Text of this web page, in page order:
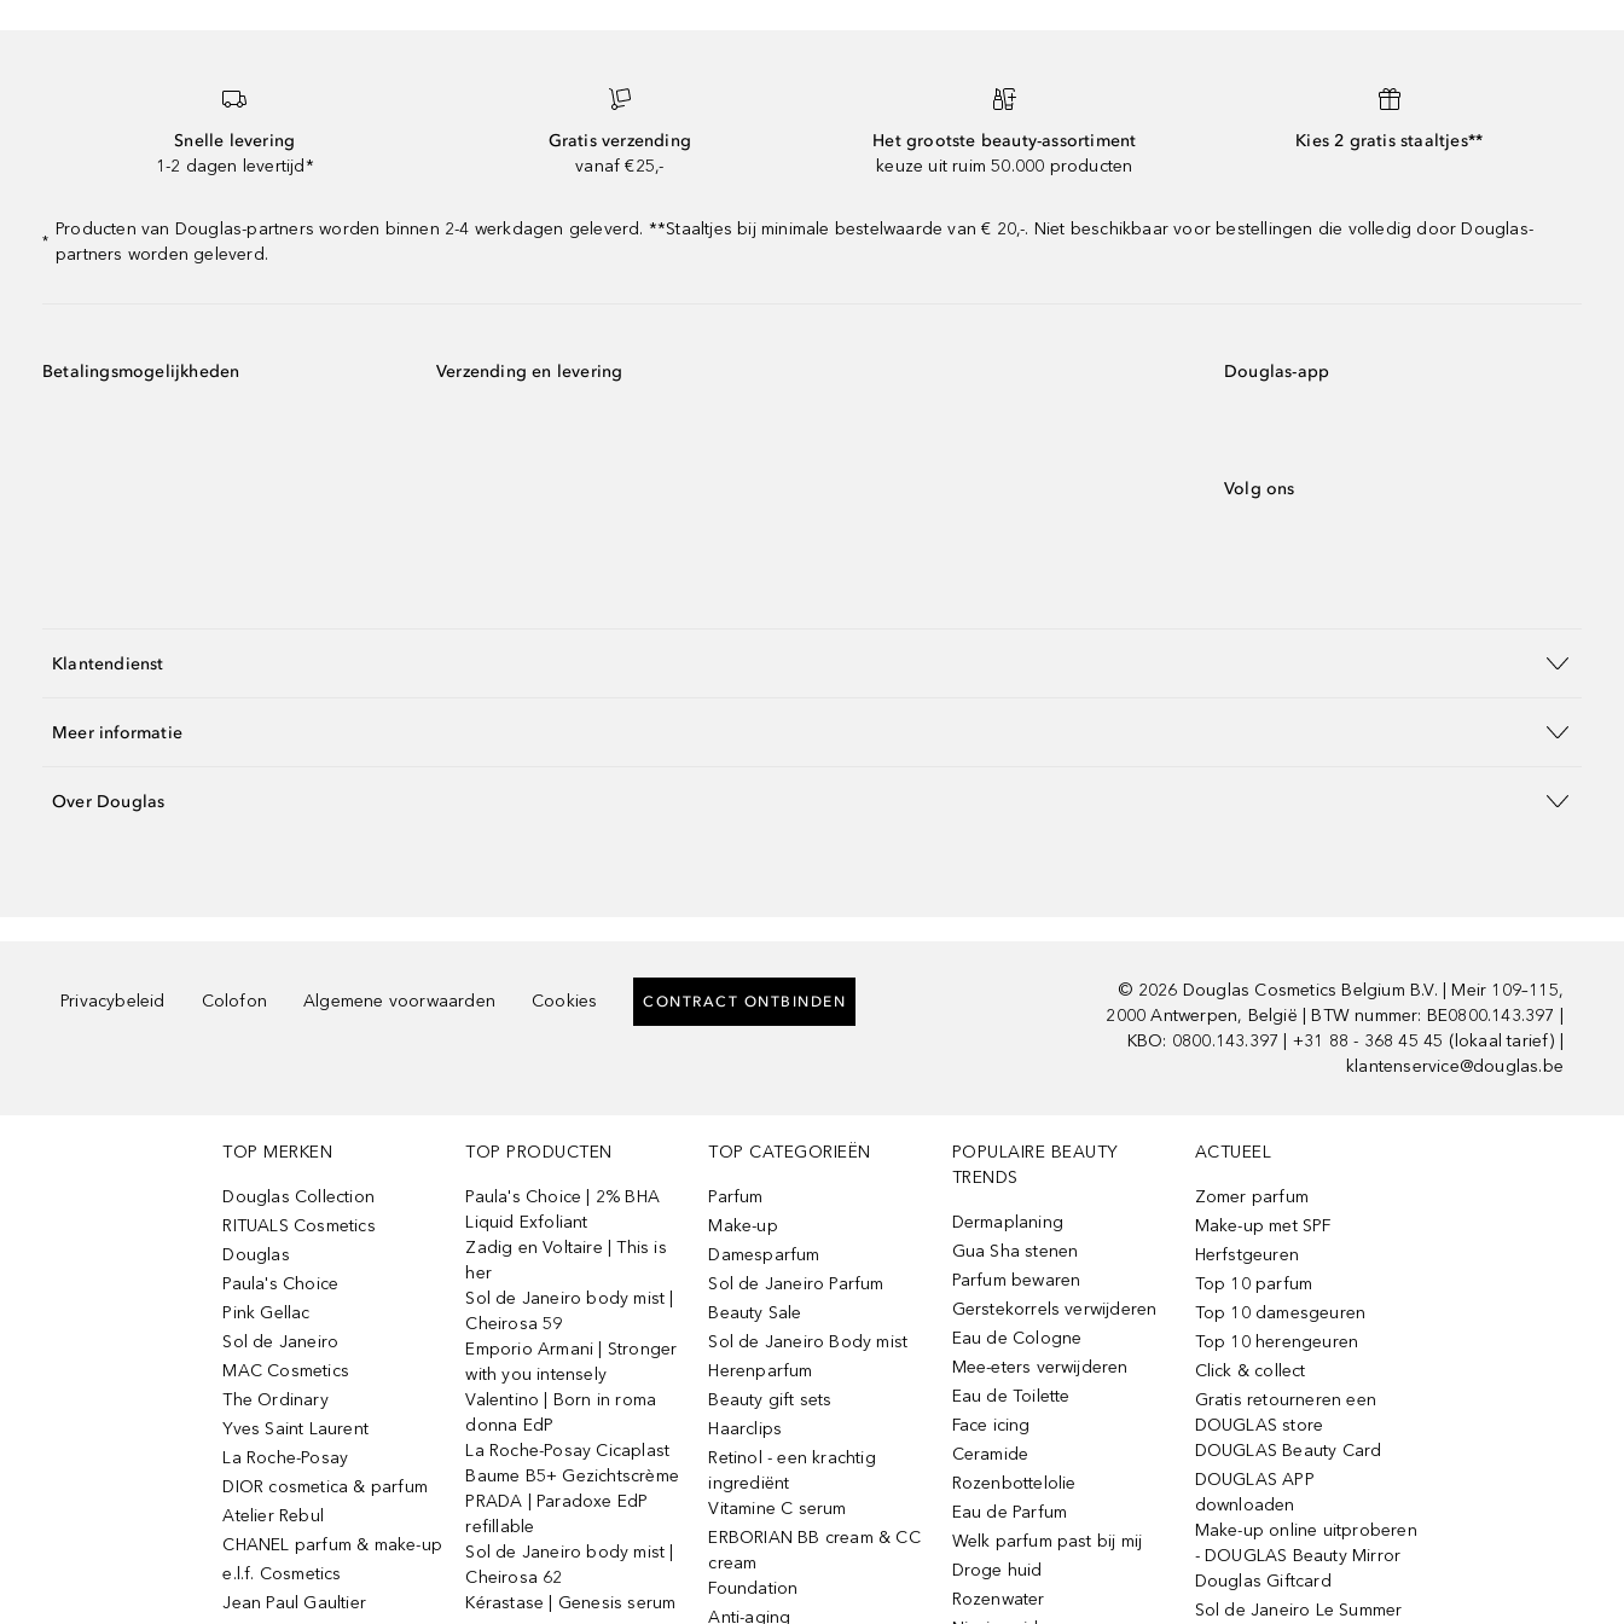
Snelle levering
1-2 dagen levertijd*
Gratis verzending
vanaf €25,-
Het grootste beauty-assortiment
keuze uit ruim 50.000 producten
Kies 2 gratis staaltjes**
*
Producten van Douglas-partners worden binnen 2-4 werkdagen geleverd. **Staaltjes bij minimale bestelwaarde van € 20,-. Niet beschikbaar voor bestellingen die volledig door Douglas-
partners worden geleverd.
Betalingsmogelijkheden Verzending en levering Douglas-app
Volg ons
Klantendienst
Meer informatie
Over Douglas
Privacybeleid Colofon Algemene voorwaarden Cookies CONTRACT ONTBINDEN
© 2026 Douglas Cosmetics Belgium B.V. | Meir 109–115,
2000 Antwerpen, België | BTW nummer: BE0800.143.397 |
KBO: 0800.143.397 | +31 88 - 368 45 45 (lokaal tarief) |
klantenservice@douglas.be
TOP MERKEN
Douglas Collection
RITUALS Cosmetics
Douglas
Paula's Choice
Pink Gellac
Sol de Janeiro
MAC Cosmetics
The Ordinary
Yves Saint Laurent
La Roche-Posay
DIOR cosmetica & parfum
Atelier Rebul
CHANEL parfum & make-up
e.l.f. Cosmetics
Jean Paul Gaultier
TOP PRODUCTEN
Paula's Choice | 2% BHA
Liquid Exfoliant
Zadig en Voltaire | This is
her
Sol de Janeiro body mist |
Cheirosa 59
Emporio Armani | Stronger
with you intensely
Valentino | Born in roma
donna EdP
La Roche-Posay Cicaplast
Baume B5+ Gezichtscrème
PRADA | Paradoxe EdP
refillable
Sol de Janeiro body mist |
Cheirosa 62
Kérastase | Genesis serum
TOP CATEGORIEËN
Parfum
Make-up
Damesparfum
Sol de Janeiro Parfum
Beauty Sale
Sol de Janeiro Body mist
Herenparfum
Beauty gift sets
Haarclips
Retinol - een krachtig
ingrediënt
Vitamine C serum
ERBORIAN BB cream & CC
cream
Foundation
Anti-aging
POPULAIRE BEAUTY
TRENDS
Dermaplaning
Gua Sha stenen
Parfum bewaren
Gerstekorrels verwijderen
Eau de Cologne
Mee-eters verwijderen
Eau de Toilette
Face icing
Ceramide
Rozenbottelolie
Eau de Parfum
Welk parfum past bij mij
Droge huid
Rozenwater
ACTUEEL
Zomer parfum
Make-up met SPF
Herfstgeuren
Top 10 parfum
Top 10 damesgeuren
Top 10 herengeuren
Click & collect
Gratis retourneren een
DOUGLAS store
DOUGLAS Beauty Card
DOUGLAS APP
downloaden
Make-up online uitproberen
- DOUGLAS Beauty Mirror
Douglas Giftcard
Sol de Janeiro Le Summer